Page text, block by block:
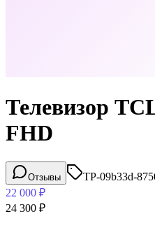
Телевизор
FHD
Отзывы
TP-09b33d-
22 000 ₽
24 300 ₽